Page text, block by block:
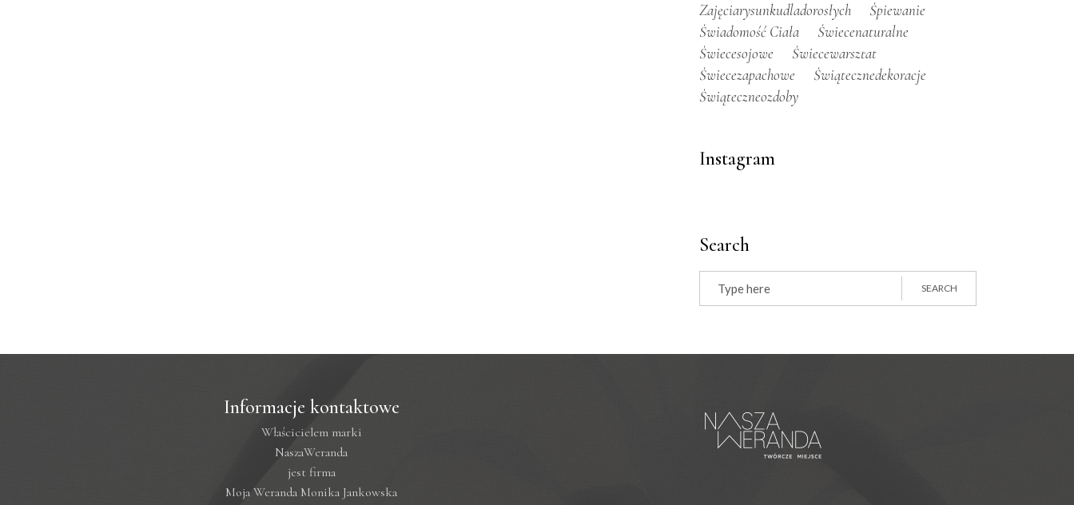
Zajęciarysunkudladorosłych
Śpiewanie
Świadomość Ciała
Świecenaturalne
Świecesojowe
Świecewarsztat
Świecezapachowe
Świątecznedekoracje
Świąteczneozdoby
Instagram
Search
Search
for:
SEARCH
Informacje kontaktowe
Właścicielem marki
NaszaWeranda
jest firma
Moja Weranda Monika Jankowska